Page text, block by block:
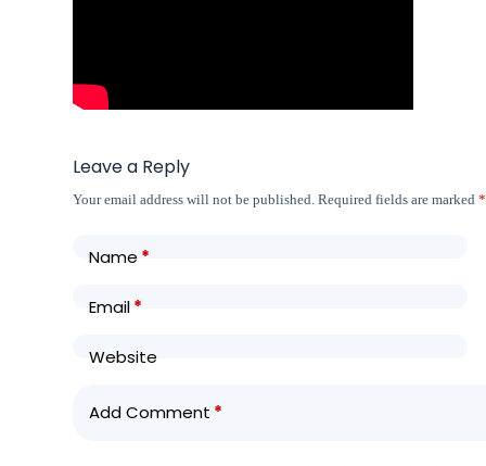
Leave a Reply
Your email address will not be published. Required fields are marked*
Name*
Email*
Website
Add Comment *